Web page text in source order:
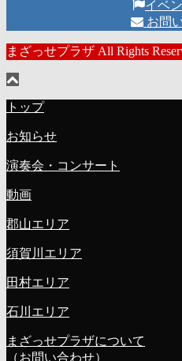
イベ
お問
まざっせプラザ All Rights
トップ
お知らせ
演奏会・コンサート
動画
郡山エリア
須賀川エリア
田村エリア
石川エリア
まざっせプラザについて
（お問い合わせ）